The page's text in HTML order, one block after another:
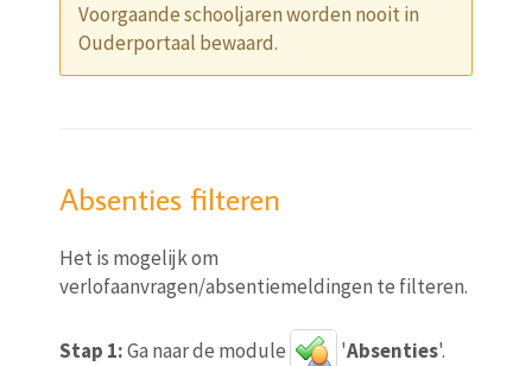
Voorgaande schooljaren worden nooit in
Ouderportaal bewaard.
Absenties filteren
Het is mogelijk om
verlofaanvragen/absentiemeldingen te filteren.
Stap 1:Ga naar de module 'Absenties'.